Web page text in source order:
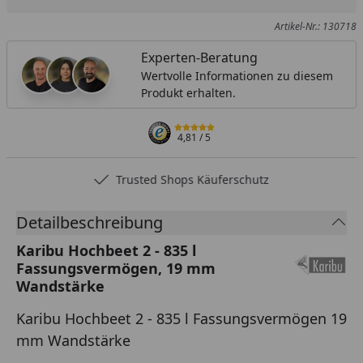
Artikel-Nr.: 130718
Experten-Beratung
Wertvolle Informationen zu diesem
Produkt erhalten.
4,81/ 5
Trusted Shops Käuferschutz
Detailbeschreibung
Karibu Hochbeet 2 - 835 l
Fassungsvermögen, 19 mm
Wandstärke
Karibu Hochbeet 2 - 835 l Fassungsvermögen 19
mm Wandstärke